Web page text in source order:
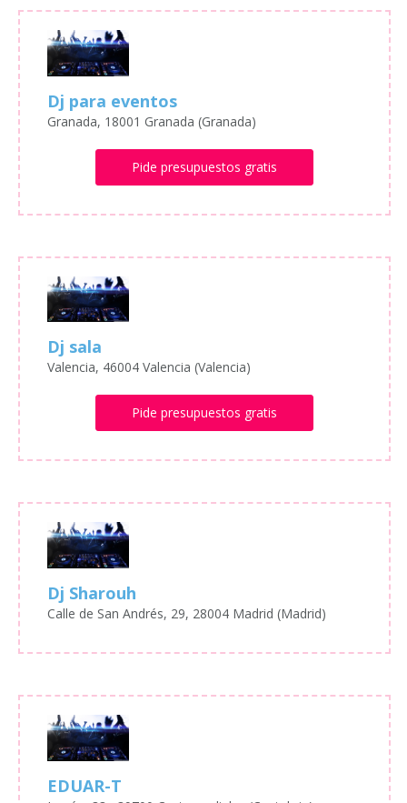
Dj para eventos
Granada, 18001 Granada (Granada)
Pide presupuestos gratis
Dj sala
Valencia, 46004 Valencia (Valencia)
Pide presupuestos gratis
Dj Sharouh
Calle de San Andrés, 29, 28004 Madrid (Madrid)
EDUAR-T